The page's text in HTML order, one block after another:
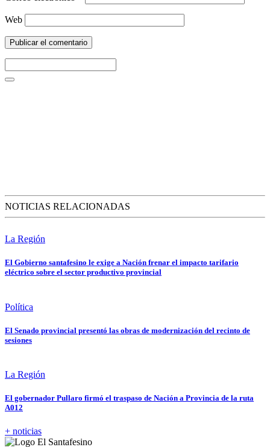
Web
NOTICIAS RELACIONADAS
La Región
El Gobierno santafesino le exige a Nación frenar el impacto tarifario
eléctrico sobre el sector productivo provincial
Política
El Senado provincial presentó las obras de modernización del recinto de
sesiones
La Región
El gobernador Pullaro firmó el traspaso de Nación a Provincia de la ruta
A012
+ noticias